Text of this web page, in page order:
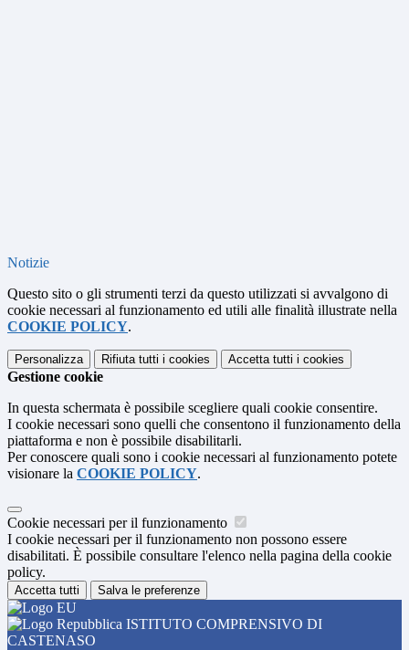
Notizie
Questo sito o gli strumenti terzi da questo utilizzati si avvalgono di
cookie necessari al funzionamento ed utili alle finalità illustrate nella
COOKIE POLICY.
Personalizza Rifiuta tutti i cookies Accetta tutti i cookies
Gestione cookie
In questa schermata è possibile scegliere quali cookie consentire.
I cookie necessari sono quelli che consentono il funzionamento della
piattaforma e non è possibile disabilitarli.
Per conoscere quali sono i cookie necessari al funzionamento potete
visionare la COOKIE POLICY.
Cookie necessari per il funzionamento
I cookie necessari per il funzionamento non possono essere
disabilitati. È possibile consultare l'elenco nella pagina della cookie
policy.
Accetta tutti Salva le preferenze
ISTITUTO COMPRENSIVO DI
CASTENASO